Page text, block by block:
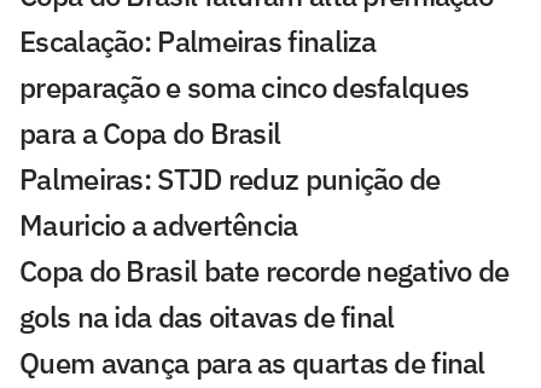
Escalação: Palmeiras finaliza
preparação e soma cinco desfalques
para a Copa do Brasil
Palmeiras: STJD reduz punição de
Mauricio a advertência
Copa do Brasil bate recorde negativo de
gols na ida das oitavas de final
Quem avança para as quartas de final